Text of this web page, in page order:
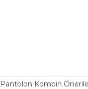
Pantolon Kombin